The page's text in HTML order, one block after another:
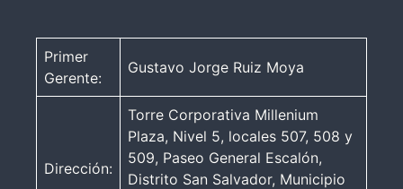
Primer
Gerente:
Gustavo Jorge Ruiz Moya
Dirección:
Torre Corporativa Millenium
Plaza, Nivel 5, locales 507, 508 y
509, Paseo General Escalón,
Distrito San Salvador, Municipio